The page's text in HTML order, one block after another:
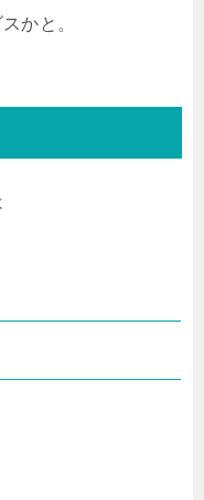
かと。